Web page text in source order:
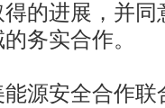
的进展，并同
务实合作。
安全合作联